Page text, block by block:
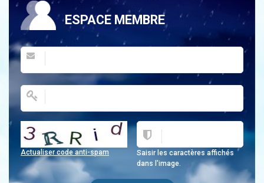
ESPACE MEMBRE
Saisir les caractères affichés
dans l'image.
Actualiser code anti-spam